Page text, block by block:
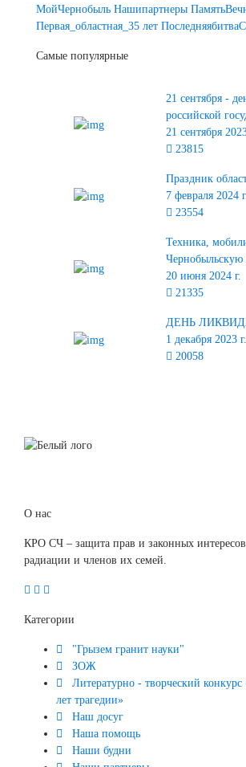
МойЧернобыль Нашипартнеры
Первая_областная_35 лет
Самые популярные
21 сентября -
российской
21 сентября
23815
Праздник
7 февраля 2024
23554
Техника,
20 июня 2024 г.
21335
ДЕНЬ
1 декабря 2023 г.
20058
О нас
КРО СЧ – защита прав и законных
радиации и членов их семей.
Категории
"Грызем гранит науки"
ЗОЖ
Литературно - творческий
лет трагедии»
Наш досуг
Наша помощь
Наши будни